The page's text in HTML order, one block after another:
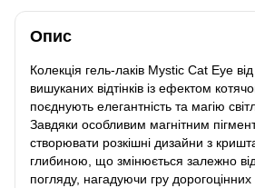
Опис
Колекція гель-лаків Mystic Cat Eye
вишуканих відтінків із ефектом
поєднують елегантність та магію
Завдяки особливим магнітним
створювати розкішні дизайни з
глибиною, що змінюється залежно
погляду, нагадуючи гру